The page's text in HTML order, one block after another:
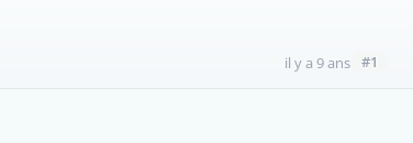
il y a 9 ans #1